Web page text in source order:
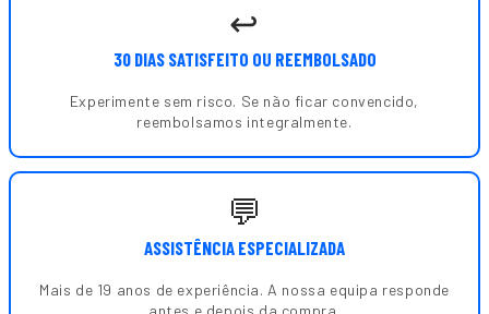
↩️
30 DIAS SATISFEITO OU REEMBOLSADO
Experimente sem risco. Se não ficar convencido,
reembolsamos integralmente.
💬
ASSISTÊNCIA ESPECIALIZADA
Mais de 19 anos de experiência. A nossa equipa responde